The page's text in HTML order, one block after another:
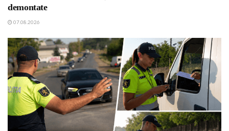
demontate
07.08.2026